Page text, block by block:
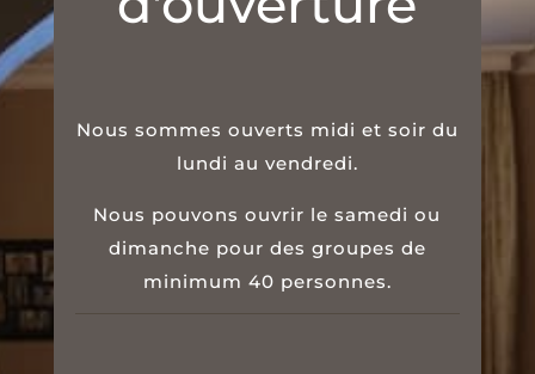
Nous sommes ouverts midi et soir du
lundi au vendredi.
Nous pouvons ouvrir le samedi ou
dimanche pour des groupes de
minimum 40 personnes.